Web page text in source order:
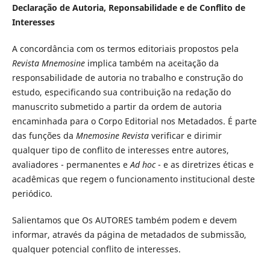
Declaração de Autoria, Reponsabilidade e de Conflito de
Interesses
A concordância com os termos editoriais propostos pela
Revista Mnemosine implica também na aceitação da
responsabilidade de autoria no trabalho e construção do
estudo, especificando sua contribuição na redação do
manuscrito submetido a partir da ordem de autoria
encaminhada para o Corpo Editorial nos Metadados. É parte
das funções da Mnemosine Revistaverificar e dirimir
qualquer tipo de conflito de interesses entre autores,
avaliadores - permanentes e Ad hoc- e as diretrizes éticas e
acadêmicas que regem o funcionamento institucional deste
periódico.
Salientamos que Os AUTORES também podem e devem
informar, através da página de metadados de submissão,
qualquer potencial conflito de interesses.